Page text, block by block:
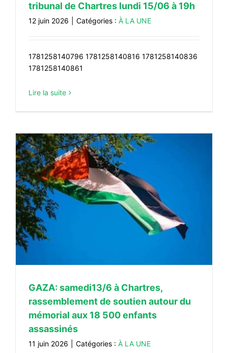
tribunal de Chartres lundi 15/06 à 19h
12 juin 2026 Catégories : À LA UNE
1781258140796 1781258140816 1781258140836
1781258140861
Lire la suite
GAZA: samedi13/6 à Chartres,
rassemblement de soutien autour du
mémorial aux 18 500 enfants
assassinés
11 juin 2026 Catégories : À LA UNE